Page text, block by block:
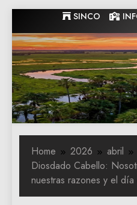
to
content
SINCO
Home 2026 abril
Diosdado Cabello:
nuestras razones y el